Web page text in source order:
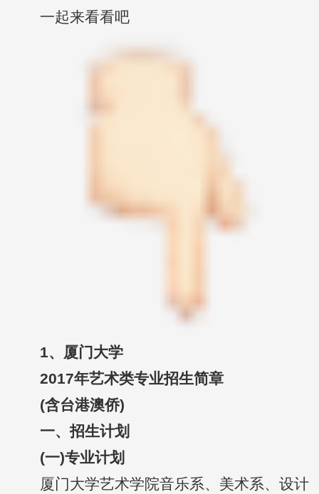
一起来看看吧
1、厦门大学
2017年艺术类专业招生简章
(含台港澳侨)
一、招生计划
(一)专业计划
厦门大学艺术学院音乐系、美术系、设计